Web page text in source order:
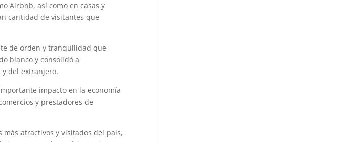
Airbnb, así como en casas y
cantidad de visitantes que
de orden y tranquilidad que
blanco y consolidó a
del extranjero.
impacto en la economía
y prestadores de
atractivos y visitados del país,